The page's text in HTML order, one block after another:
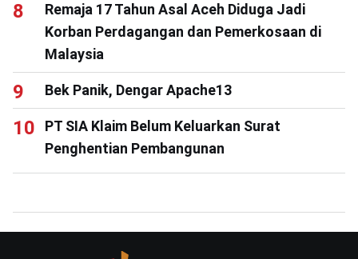
Remaja 17 Tahun Asal Aceh Diduga Jadi
Korban Perdagangan dan Pemerkosaan di
Malaysia
Bek Panik, Dengar Apache13
PT SIA Klaim Belum Keluarkan Surat
Penghentian Pembangunan